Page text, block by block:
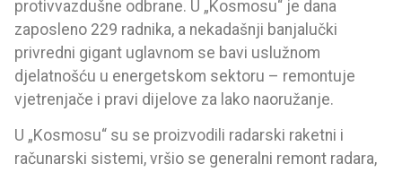
protivvazdušne odbrane. U „Kosmosu“ je dana
zaposleno 229 radnika, a nekadašnji banjalučki
privredni gigant uglavnom se bavi uslužnom
djelatnošću u energetskom sektoru – remontuje
vjetrenjače i pravi dijelove za lako naoružanje.
U „Kosmosu“ su se proizvodili radarski raketni i
računarski sistemi, vršio se generalni remont radara,